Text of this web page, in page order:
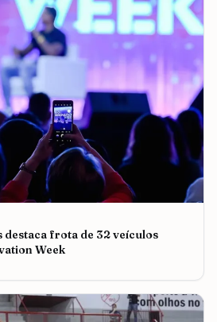
destaca frota de 32 veículos
Week